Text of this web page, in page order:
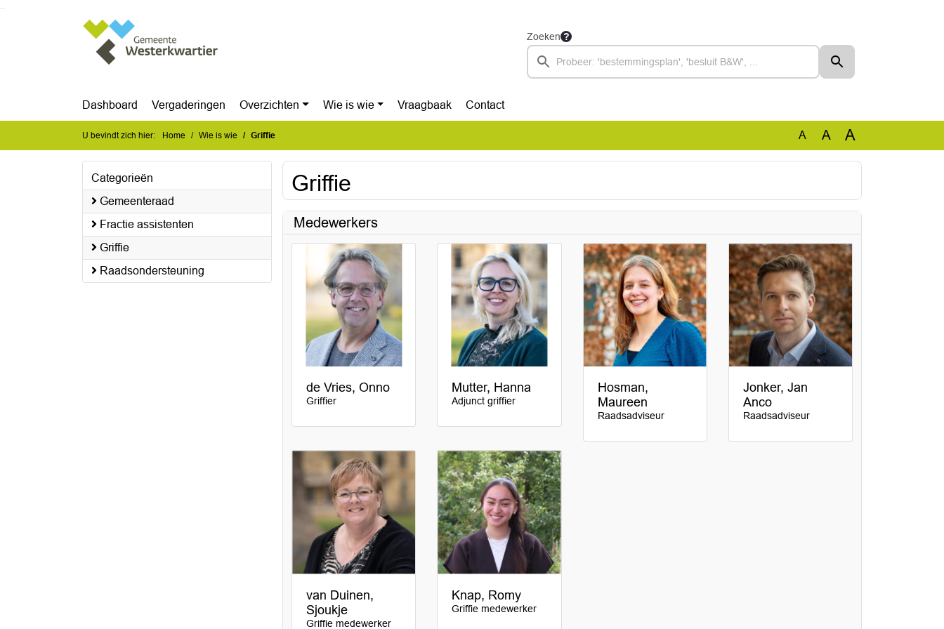
Zoeken
Dashboard Vergaderingen Overzichten Wie is wie Vraagbaak Contact
U bevindt zich hier: Home Wie is wie Griffie A A A
Categorieën
Gemeenteraad
Fractie assistenten
Griffie
Raadsondersteuning
Griffie
Medewerkers
de Vries, Onno
Griffier
Mutter, Hanna
Adjunct griffier
Hosman,
Maureen
Raadsadviseur
Jonker, Jan
Anco
Raadsadviseur
van Duinen,
Sjoukje
Griffie medewerker
Knap, Romy
Griffie medewerker